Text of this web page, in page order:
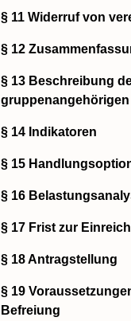
§ 11 Widerruf von
§ 12
§ 13 Beschreibung
§ 14 Indikatoren
§ 15
§ 16
§ 17 Frist zur
§ 18 Antragstellung
§ 19
Befreiung